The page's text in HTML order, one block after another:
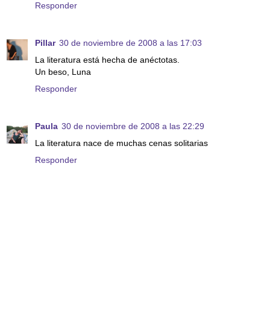
Responder
Pillar 30 de noviembre de 2008 a las 17:03
La literatura está hecha de anéctotas.
Un beso, Luna
Responder
Paula 30 de noviembre de 2008 a las 22:29
La literatura nace de muchas cenas solitarias
Responder